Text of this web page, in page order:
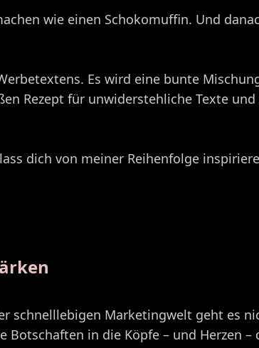
wie einen Schokomuffin. Und
Es wird eine bunte
Rezept für unwiderstehliche Texte und
dich von meiner Reihenfolge
schnelllebigen Marketingwelt geht es
in die Köpfe – und Herzen –